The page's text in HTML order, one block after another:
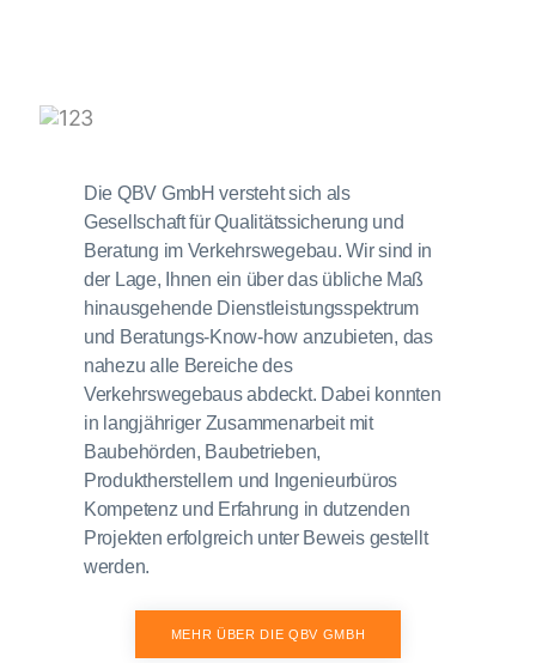
Die QBV GmbH versteht sich als
Gesellschaft für Qualitätssicherung und
Beratung im Verkehrswegebau. Wir sind in
der Lage, Ihnen ein über das übliche Maß
hinausgehende Dienstleistungsspektrum
und Beratungs-Know-how anzubieten, das
nahezu alle Bereiche des
Verkehrswegebaus abdeckt. Dabei konnten
in langjähriger Zusammenarbeit mit
Baubehörden, Baubetrieben,
Produktherstellern und Ingenieurbüros
Kompetenz und Erfahrung in dutzenden
Projekten erfolgreich unter Beweis gestellt
werden.
MEHR ÜBER DIE QBV GMBH